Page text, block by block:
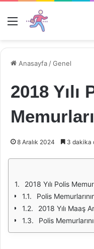
Menü
Anasayfa /Genel
2018 Yılı
8 Aralık 2024 3 dakika
2018 Yılı Polis
Polis
2018 Yılı Maaş
Polis